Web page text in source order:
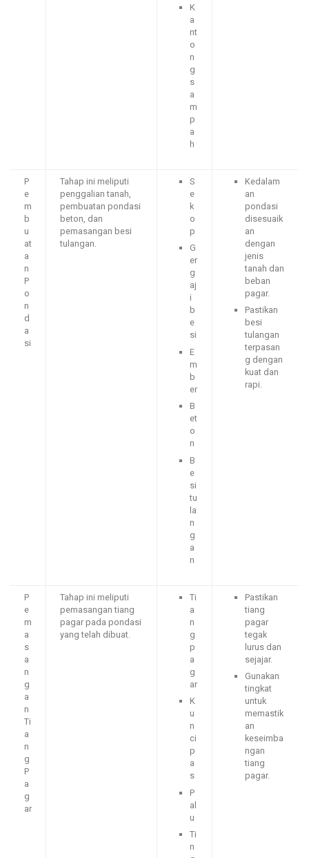
K
a
nt
o
n
g
s
a
m
p
a
h
P
e
m
b
u
at
a
n
P
o
n
d
a
si
Tahap ini meliputi
penggalian tanah,
pembuatan pondasi
beton, dan
pemasangan besi
tulangan.
S
e
k
o
p
G
er
g
aj
i
b
e
si
E
m
b
er
B
et
o
n
B
e
si
tu
la
n
g
a
n
Kedalam
an
pondasi
disesuaik
an
dengan
jenis
tanah dan
beban
pagar.
Pastikan
besi
tulangan
terpasan
g dengan
kuat dan
rapi.
P
e
m
a
s
a
n
g
a
n
Ti
a
n
g
P
a
g
ar
Tahap ini meliputi
pemasangan tiang
pagar pada pondasi
yang telah dibuat.
Ti
a
n
g
p
a
g
ar
K
u
n
ci
p
a
s
P
al
u
Ti
n
Pastikan
tiang
pagar
tegak
lurus dan
sejajar.
Gunakan
tingkat
untuk
memastik
an
keseimba
ngan
tiang
pagar.